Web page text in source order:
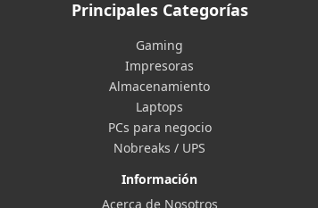
Principales Categorías
Gaming
Impresoras
Almacenamiento
Laptops
PCs para negocio
Nobreaks / UPS
Información
Acerca de Nosotros